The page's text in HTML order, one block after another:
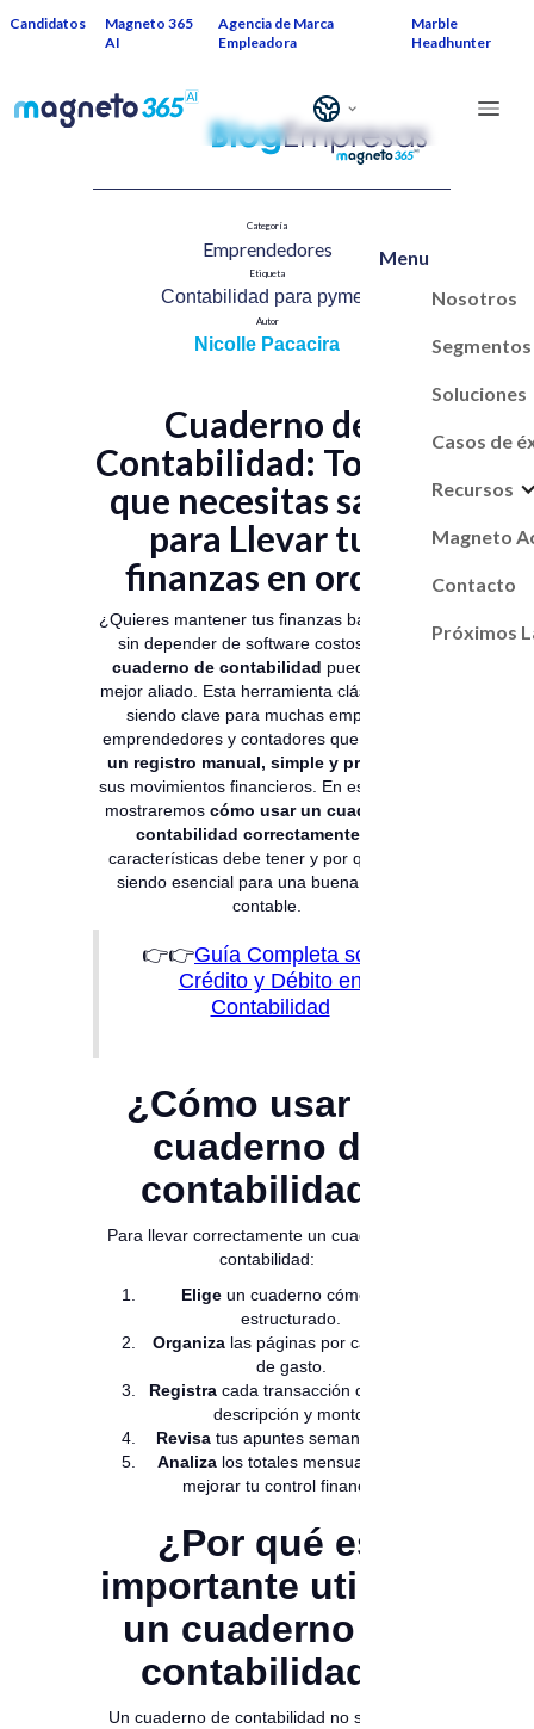
Candidatos
Magneto 365
AI
Agencia de Marca
Empleadora
Marble
Headhunter
Menu
Nosotros
Segmentos
Soluciones
Casos de
Recursos
Magneto
Contacto
Próximos
Categoría
Emprendedores​
Etiqueta
Contabilidad para pymes​
Autor
Nicolle Pacacira
Cuaderno de
Contabilidad: Todo lo
que necesitas saber
para Llevar tus
finanzas en orden
¿Quieres mantener tus finanzas bajo control
sin depender de software costosos? Un
cuaderno de contabilidad puede ser tu
mejor aliado. Esta herramienta clásica sigue
siendo clave para muchas empresas,
emprendedores y contadores que prefieren
un registro manual, simple y preciso
sus movimientos financieros. En esta guía te
mostraremos cómo usar un cuaderno de
contabilidad correctamente
características debe tener y por qué sigue
siendo esencial para una buena gestión
contable.
👉👉Guía Completa sobre
Crédito y Débito en
Contabilidad
¿Cómo usar un
cuaderno de
contabilidad?
Para llevar correctamente un cuaderno de
contabilidad:
Elige un cuaderno cómodo y
estructurado.
Organizalas páginas por categorías
de gasto.
Registracada transacción con fecha,
descripción y monto.
Revisa tus apuntes semanalmente.
Analiza los totales mensuales para
mejorar tu control financiero.
¿Por qué es
importante utilizar
un cuaderno de
contabilidad?
Un cuaderno de contabilidad no solo sirve